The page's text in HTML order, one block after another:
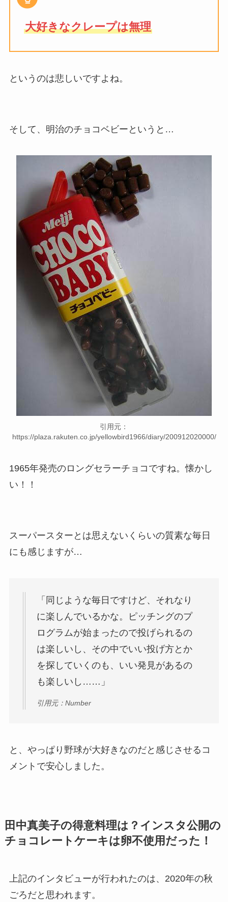
大好きなクレープは無理
というのは悲しいですよね。
そして、明治のチョコベビーというと…
引用元：
https://plaza.rakuten.co.jp/yellowbird1966/diary/200912020000/
1965年発売のロングセラーチョコですね。懐かし
い！！
スーパースターとは思えないくらいの質素な毎日
にも感じますが…
「同じような毎日ですけど、それなり
に楽しんでいるかな。ピッチングのプ
ログラムが始まったので投げられるの
は楽しいし、その中でいい投げ方とか
を探していくのも、いい発見があるの
も楽しいし……」
引用元：Number
と、やっぱり野球が大好きなのだと感じさせるコ
メントで安心しました。
田中真美子の得意料理は？インスタ公開の
チョコレートケーキは卵不使用だった！
上記のインタビューが行われたのは、2020年の秋
ごろだと思われます。